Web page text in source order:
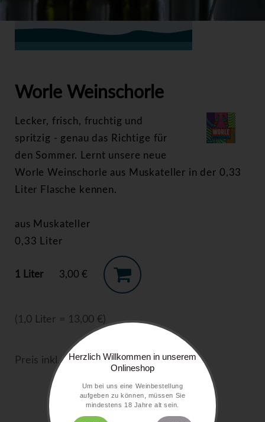
Worle Weinschorle
Lecker, frisch, fruchtig und
spritzig - genau das Richtige für
den Sommer. Lernt unsere neue
Worle Weinschorle aus Muskateller in der 0,33
Liter Flasche kennen.
aus Muskateller
0,33 Liter
1 Liter 3,00 €
(1,0 Liter = 13,00 €)
Preis inkl. MwSt. zzgl.Versandkosten
Herzlich Willkommen in unserem
Onlineshop
Um bei uns eine Weinbestellung
aufgeben zu können, müssen Sie
mindestens 18 Jahre alt sein.